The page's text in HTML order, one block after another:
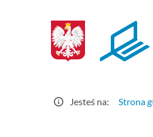
Szczegóły
ogłoszenia
Zamówienia.gov.pl
Jesteś na: Strona